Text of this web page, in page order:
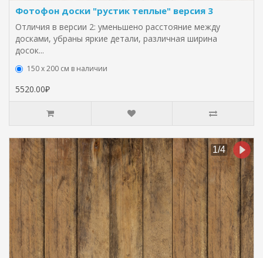
Фотофон доски "рустик теплые" версия 3
Отличия в версии 2: уменьшено расстояние между
досками, убраны яркие детали, различная ширина
досок...
150 х 200 см в наличии
5520.00₽